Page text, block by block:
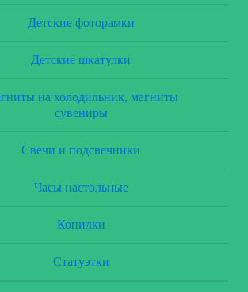
Детские фоторамки
Детские шкатулки
на холодильник, магниты
сувениры
Свечи и подсвечники
Часы настольные
Копилки
Статуэтки